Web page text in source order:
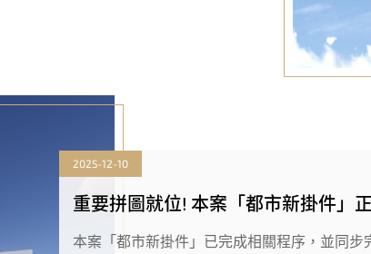
2025-12-10
重要拼圖就位! 本案「都市新掛件」
本案「都市新掛件」已完成相關程序，並同